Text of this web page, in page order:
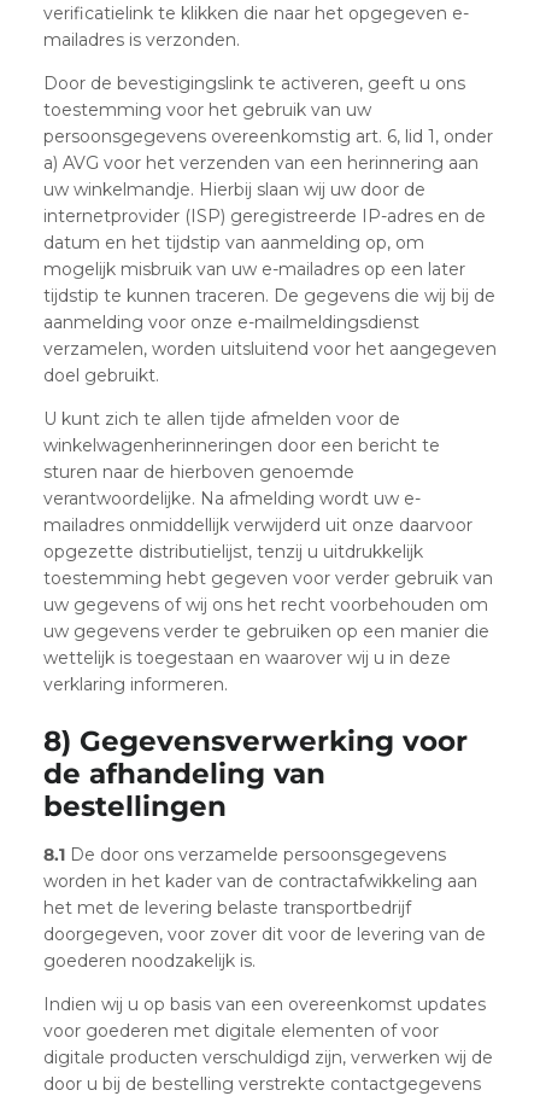
verificatielink te klikken die naar het opgegeven e-
mailadres is verzonden.
Door de bevestigingslink te activeren, geeft u ons
toestemming voor het gebruik van uw
persoonsgegevens overeenkomstig art. 6, lid 1, onder
a) AVG voor het verzenden van een herinnering aan
uw winkelmandje. Hierbij slaan wij uw door de
internetprovider (ISP) geregistreerde IP-adres en de
datum en het tijdstip van aanmelding op, om
mogelijk misbruik van uw e-mailadres op een later
tijdstip te kunnen traceren. De gegevens die wij bij de
aanmelding voor onze e-mailmeldingsdienst
verzamelen, worden uitsluitend voor het aangegeven
doel gebruikt.
U kunt zich te allen tijde afmelden voor de
winkelwagenherinneringen door een bericht te
sturen naar de hierboven genoemde
verantwoordelijke. Na afmelding wordt uw e-
mailadres onmiddellijk verwijderd uit onze daarvoor
opgezette distributielijst, tenzij u uitdrukkelijk
toestemming hebt gegeven voor verder gebruik van
uw gegevens of wij ons het recht voorbehouden om
uw gegevens verder te gebruiken op een manier die
wettelijk is toegestaan en waarover wij u in deze
verklaring informeren.
8) Gegevensverwerking voor
de afhandeling van
bestellingen
8.1 De door ons verzamelde persoonsgegevens
worden in het kader van de contractafwikkeling aan
het met de levering belaste transportbedrijf
doorgegeven, voor zover dit voor de levering van de
goederen noodzakelijk is.
Indien wij u op basis van een overeenkomst updates
voor goederen met digitale elementen of voor
digitale producten verschuldigd zijn, verwerken wij de
door u bij de bestelling verstrekte contactgegevens